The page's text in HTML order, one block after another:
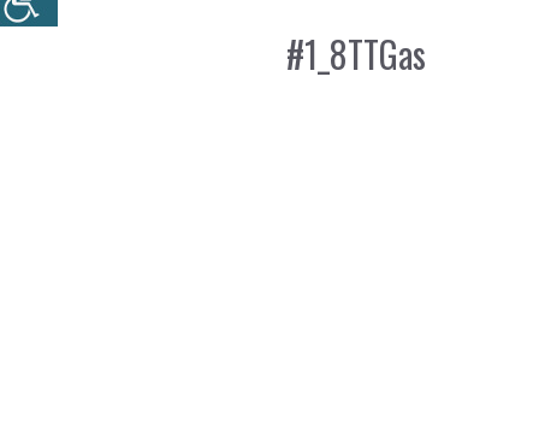
#1_8TTGas